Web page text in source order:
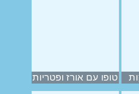
טופו עם אורז ופטריות